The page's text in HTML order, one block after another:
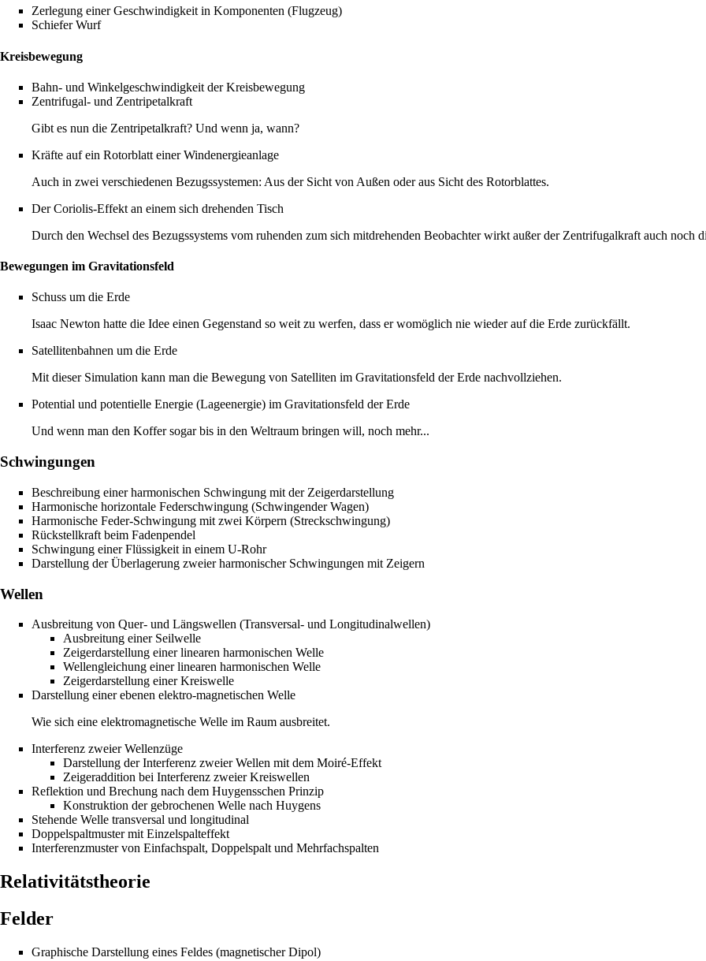
Zerlegung einer Geschwindigkeit in Komponenten (Flugzeug)
Schiefer Wurf
Kreisbewegung
Bahn- und Winkelgeschwindigkeit der Kreisbewegung
Zentrifugal- und Zentripetalkraft
Gibt es nun die Zentripetalkraft? Und wenn ja, wann?
Kräfte auf ein Rotorblatt einer Windenergieanlage
Auch in zwei verschiedenen Bezugssystemen: Aus der Sicht von Außen oder aus Sicht des Rotorblattes.
Der Coriolis-Effekt an einem sich drehenden Tisch
Durch den Wechsel des Bezugssystems vom ruhenden zum sich mitdrehenden Beobachter wirkt außer der Zentrifugalkraft auch noch
Bewegungen im Gravitationsfeld
Schuss um die Erde
Isaac Newton hatte die Idee einen Gegenstand so weit zu werfen, dass er womöglich nie wieder auf die Erde zurückfällt.
Satellitenbahnen um die Erde
Mit dieser Simulation kann man die Bewegung von Satelliten im Gravitationsfeld der Erde nachvollziehen.
Potential und potentielle Energie (Lageenergie) im Gravitationsfeld der Erde
Und wenn man den Koffer sogar bis in den Weltraum bringen will, noch mehr...
Schwingungen
Beschreibung einer harmonischen Schwingung mit der Zeigerdarstellung
Harmonische horizontale Federschwingung (Schwingender Wagen)
Harmonische Feder-Schwingung mit zwei Körpern (Streckschwingung)
Rückstellkraft beim Fadenpendel
Schwingung einer Flüssigkeit in einem U-Rohr
Darstellung der Überlagerung zweier harmonischer Schwingungen mit Zeigern
Wellen
Ausbreitung von Quer- und Längswellen (Transversal- und Longitudinalwellen)
Ausbreitung einer Seilwelle
Zeigerdarstellung einer linearen harmonischen Welle
Wellengleichung einer linearen harmonischen Welle
Zeigerdarstellung einer Kreiswelle
Darstellung einer ebenen elektro-magnetischen Welle
Wie sich eine elektromagnetische Welle im Raum ausbreitet.
Interferenz zweier Wellenzüge
Darstellung der Interferenz zweier Wellen mit dem Moiré-Effekt
Zeigeraddition bei Interferenz zweier Kreiswellen
Reflektion und Brechung nach dem Huygensschen Prinzip
Konstruktion der gebrochenen Welle nach Huygens
Stehende Welle transversal und longitudinal
Doppelspaltmuster mit Einzelspalteffekt
Interferenzmuster von Einfachspalt, Doppelspalt und Mehrfachspalten
Relativitätstheorie
Felder
Graphische Darstellung eines Feldes (magnetischer Dipol)